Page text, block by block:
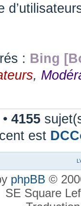
: Bing
,
4155
est
phpBB ©
SE Square